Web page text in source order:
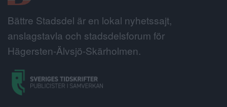
Bättre Stadsdel är en lokal nyhetssajt,
anslagstavla och stadsdelsforum för
Hägersten-Älvsjö-Skärholmen.